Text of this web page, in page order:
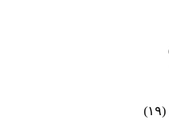
(۱۹)